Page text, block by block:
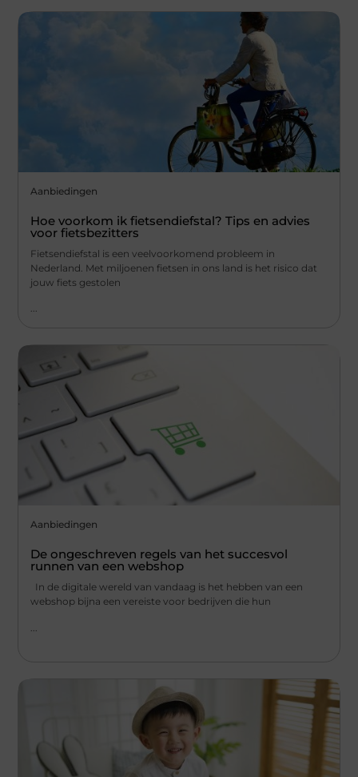
Aanbiedingen
Hoe voorkom ik fietsendiefstal? Tips en advies
voor fietsbezitters
Fietsendiefstal is een veelvoorkomend probleem in
Nederland. Met miljoenen fietsen in ons land is het risico dat
jouw fiets gestolen
...
Aanbiedingen
De ongeschreven regels van het succesvol
runnen van een webshop
In de digitale wereld van vandaag is het hebben van een
webshop bijna een vereiste voor bedrijven die hun